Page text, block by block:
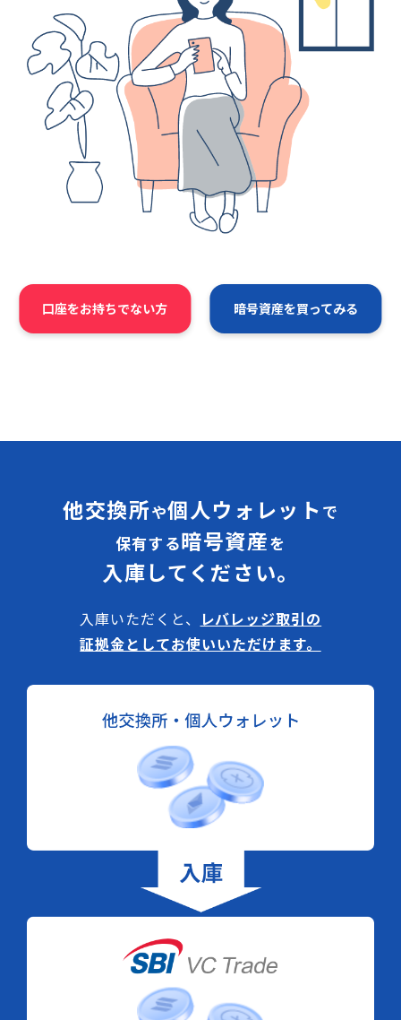
口座をお持ちでない方 暗号資産を買ってみる
他交換所や個人ウォレット で
保有する暗号資産を
入庫してください。
入庫いただくと、 レバレッジ取引の
証拠金としてお使いいただけます。